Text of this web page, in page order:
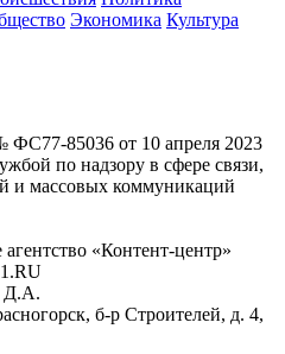
Экономика Культура
85036 от 10 апреля 2023
по надзору в сфере связи,
и массовых коммуникаций
«Контент-центр»
Д.А.
б-р Строителей, д. 4,